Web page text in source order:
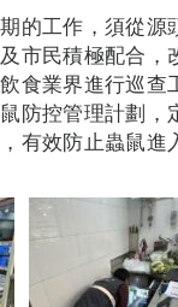
的工作，須從源
市民積極配合，
食業界進行巡查
防控管理計劃，
有效防止蟲鼠進